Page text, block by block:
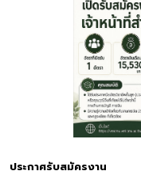
ประกาศรับสมัครงาน